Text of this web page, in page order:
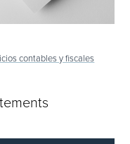
contables y fiscales